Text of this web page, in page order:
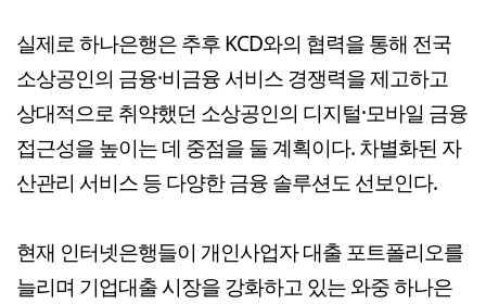
실제로 하나은행은 추후 KCD와의 협력을 통해 전국
소상공인의 금융·비금융 서비스 경쟁력을 제고하고
상대적으로 취약했던 소상공인의 디지털·모바일 금융
접근성을 높이는 데 중점을 둘 계획이다. 차별화된 자
산관리 서비스 등 다양한 금융 솔루션도 선보인다.
현재 인터넷은행들이 개인사업자 대출 포트폴리오를
늘리며 기업대출 시장을 강화하고 있는 와중 하나은